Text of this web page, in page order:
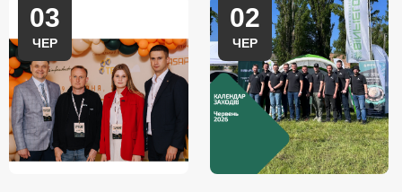
03
ЧЕР
02
ЧЕР